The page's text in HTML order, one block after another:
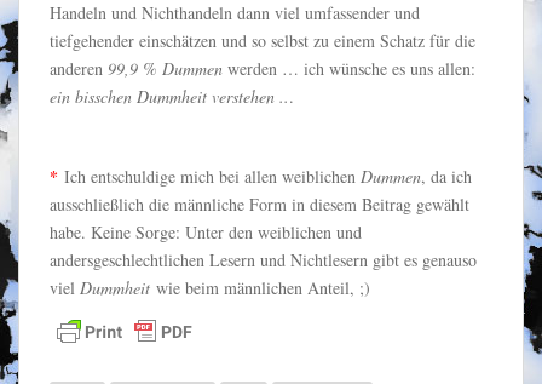
Handeln und Nichthandeln dann viel umfassender und
tiefgehender einschätzen und so selbst zu einem Schatz für die
anderen 99,9 % Dummen werden … ich wünsche es uns allen:
ein bisschen Dummheit verstehen ...
* Ich entschuldige mich bei allen weiblichen Dummen, da ich
ausschließlich die männliche Form in diesem Beitrag gewählt
habe. Keine Sorge: Unter den weiblichen und
andersgeschlechtlichen Lesern und Nichtlesern gibt es genauso
viel Dummheit wie beim männlichen Anteil, ;)